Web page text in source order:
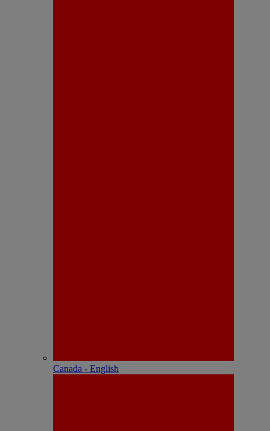
Canada - English